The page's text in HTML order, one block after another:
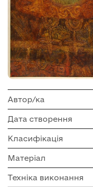
Автор/ка
Дата створення
Класифікація
Матеріал
Техніка виконання